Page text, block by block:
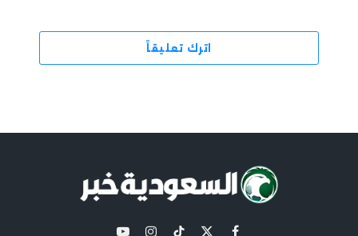
اترك تعليقاً